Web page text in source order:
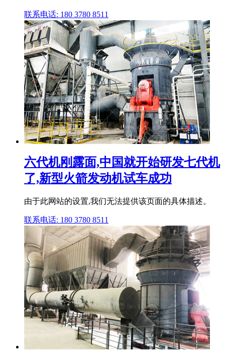
联系电话: 180 3780 8511
六代机刚露面,中国就开始研发七代机
了,新型火箭发动机试车成功
由于此网站的设置,我们无法提供该页面的具体描述。
联系电话: 180 3780 8511